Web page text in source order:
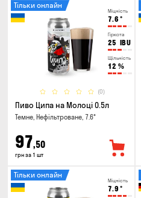
Міцність
7.6 °
Гіркота
25 IBU
Щільність
12 %
(0)
Тільки онлайн
Пиво Ципа на Молоці 0.5л
Темне, Нефільтроване, 7.6°
97,50
грн за 1 шт
Міцність
7.9 °
Тільки онлайн